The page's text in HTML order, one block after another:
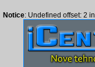
Notice: Undefined offset: 2 in